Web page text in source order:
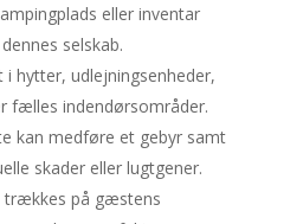
eller inventar
selskab.
i hytter, udlejningsenheder,
fælles indendørsområder.
kan medføre et gebyr samt
skader eller lugtgener.
trækkes på gæstens